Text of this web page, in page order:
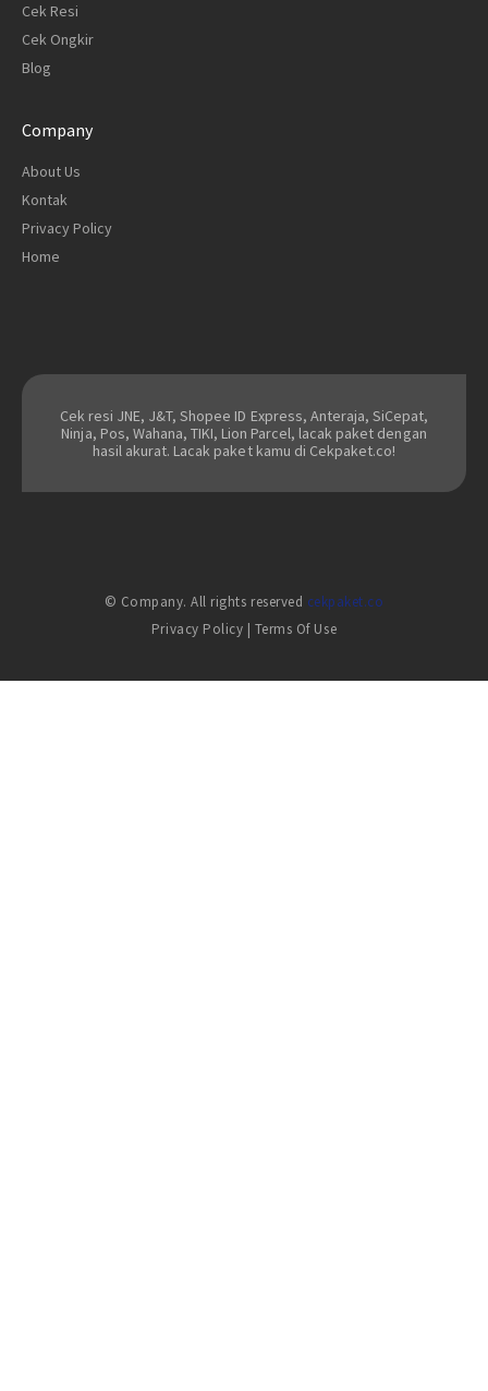
Cek Resi
Cek Ongkir
Blog
Company
About Us
Kontak
Privacy Policy
Home
Cek resi JNE, J&T, Shopee ID Express, Anteraja, SiCepat,
Ninja, Pos, Wahana, TIKI, Lion Parcel, lacak paket dengan
hasil akurat. Lacak paket kamu di Cekpaket.co!
© Company. All rights reserved cekpaket.co
Privacy Policy | Terms Of Use